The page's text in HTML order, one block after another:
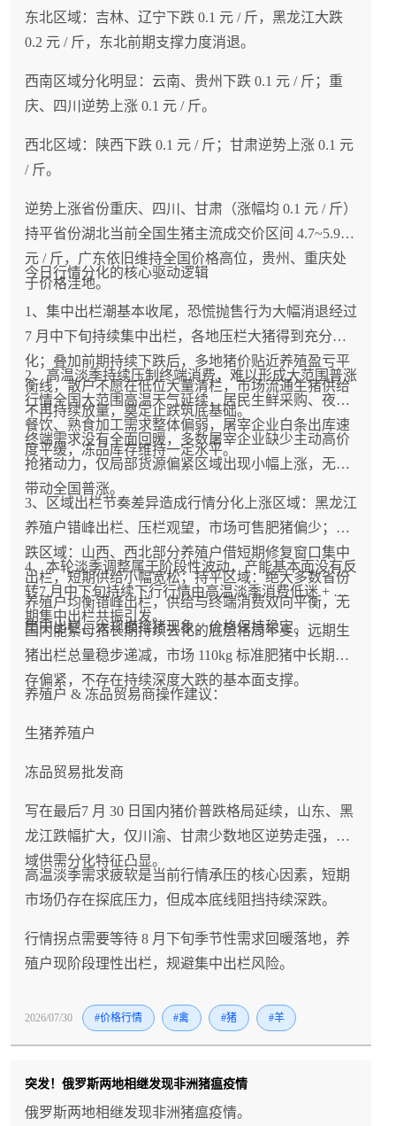
现象，价格保持稳定。
反转
期集中出栏共振引发。国内能繁母猪长期持续去化
的底层格局不变，远期生猪出栏总量稳步递减，市
场 110kg 标准肥猪中长期库存偏紧，不存在持续深
度大跌的基本面支撑。
8 月 4 日猪价迎来明显回调，东部、华北、东北大
面积走弱，持续多日的修复行情告一段落。核心诱
因是涨价带动集中出栏，叠加淡季消费疲软。短期
行情转入震荡调整，区域分化进一步加大，养殖户
理性安排出栏，谨慎赌反弹。
东北区域：吉林、辽宁下跌 0.1 元 / 斤，黑龙江大跌
0.2 元 / 斤，东北前期支撑力度消退。
西南区域分化明显：云南、贵州下跌 0.1 元 / 斤；重
庆、四川逆势上涨 0.1 元 / 斤。
西北区域：陕西下跌 0.1 元 / 斤；甘肃逆势上涨 0.1 元
/ 斤。
逆势上涨省份重庆、四川、甘肃（涨幅均 0.1 元 / 斤）
持平省份湖北当前全国生猪主流成交价区间 4.7~5.9
元 / 斤，广东依旧维持全国价格高位，贵州、重庆处
于价格洼地。
今日行情分化的核心驱动逻辑
1、集中出栏潮基本收尾，恐慌抛售行为大幅消退经过
7 月中下旬持续集中出栏，各地压栏大猪得到充分消
化；叠加前期持续下跌后，多地猪价贴近养殖盈亏平
衡线，散户不愿在低位大量清栏，市场流通生猪供给
不再持续放量，奠定止跌筑底基础。
2、高温淡季持续压制终端消费，难以形成大范围普涨
行情全国大范围高温天气延续，居民生鲜采购、夜市
餐饮、熟食加工需求整体偏弱，屠宰企业白条出库速
度平缓，冻品库存维持一定水平。
终端需求没有全面回暖，多数屠宰企业缺少主动高价
抢猪动力，仅局部货源偏紧区域出现小幅上涨，无法
带动全国普涨。
3、区域出栏节奏差异造成行情分化上涨区域：黑龙江
养殖户错峰出栏、压栏观望，市场可售肥猪偏少；下
跌区域：山西、西北部分养殖户借短期修复窗口集中
出栏，短期供给小幅宽松；持平区域：绝大多数省份
养殖户均衡错峰出栏，供给与终端消费双向平衡，无
集中出栏、大规模抢猪现象，价格保持稳定。
4、本轮淡季调整属于阶段性波动，产能基本面没有反
转7 月中下旬持续下行行情由高温淡季消费低迷 + 前
期集中出栏共振引发。
国内能繁母猪长期持续去化的底层格局不变，远期生
猪出栏总量稳步递减，市场 110kg 标准肥猪中长期库
存偏紧，不存在持续深度大跌的基本面支撑。
养殖户 & 冻品贸易商操作建议：
生猪养殖户
冻品贸易批发商
写在最后7 月 30 日国内猪价普跌格局延续，山东、黑
龙江跌幅扩大，仅川渝、甘肃少数地区逆势走强，区
域供需分化特征凸显。
高温淡季需求疲软是当前行情承压的核心因素，短期
市场仍存在探底压力，但成本底线阻挡持续深跌。
行情拐点需要等待 8 月下旬季节性需求回暖落地，养
殖户现阶段理性出栏，规避集中出栏风险。
2026/07/30 #价格行情 #禽 #猪 #羊
突发！俄罗斯两地相继发现非洲猪瘟疫情
俄罗斯两地相继发现非洲猪瘟疫情。